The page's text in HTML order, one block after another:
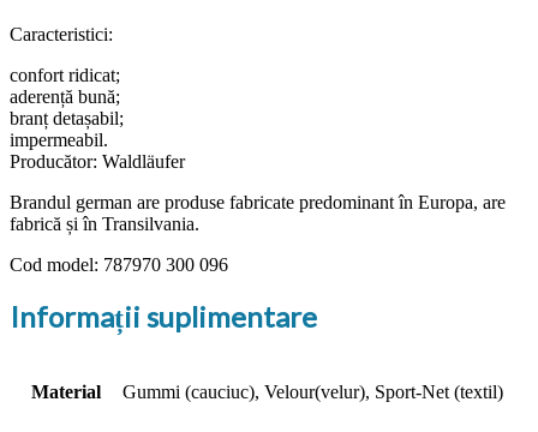
Caracteristici:
confort ridicat;
aderență bună;
branț detașabil;
impermeabil.
Producător: Waldläufer
Brandul german are produse fabricate predominant în Europa, are
fabrică și în Transilvania.
Cod model: 787970 300 096
Informații suplimentare
Material Gummi (cauciuc), Velour(velur), Sport-Net (textil)